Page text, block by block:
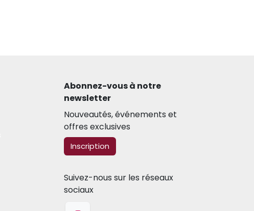
Abonnez-vous à notre
newsletter​
Nouveautés, événements et
offres exclusives
​​​​Inscription
Suivez-nous sur les réseaux
sociaux